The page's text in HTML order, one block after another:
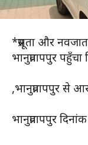
*प्रसूता और
भानुप्रतापपुर
,भानुप्रतापपुर से
भानुप्रतापपुर